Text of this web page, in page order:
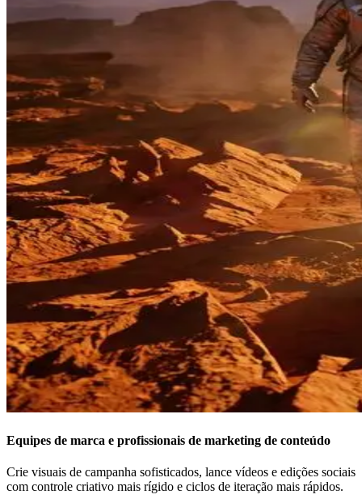
Equipes de marca e profissionais de marketing de conteúdo
Crie visuais de campanha sofisticados, lance vídeos e edições sociais
com controle criativo mais rígido e ciclos de iteração mais rápidos.